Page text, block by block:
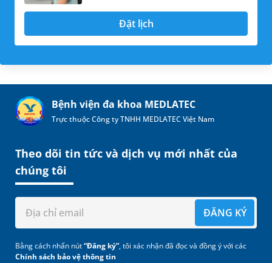
Đặt lịch
Bệnh viện đa khoa MEDLATEC
Trực thuộc Công ty TNHH MEDLATEC Việt Nam
Theo dõi tin tức và dịch vụ mới nhất của
chúng tôi
ĐĂNG KÝ
Bằng cách nhấn nút“Đăng ký”, tôi xác nhận đã đọc và đồng ý với các
Chính sách bảo vệ thông tin